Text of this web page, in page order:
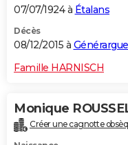
07/07/1924 à Étalans
Décès
08/12/2015 à
Famille HARNISCH
Monique
Créer une cagnotte